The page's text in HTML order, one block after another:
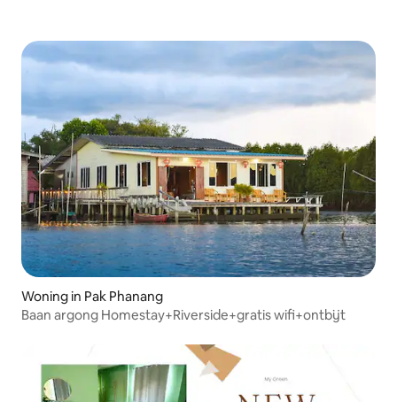
Woning in Pak Phanang
Baan argong Homestay+Riverside+gratis wifi+ontbijt